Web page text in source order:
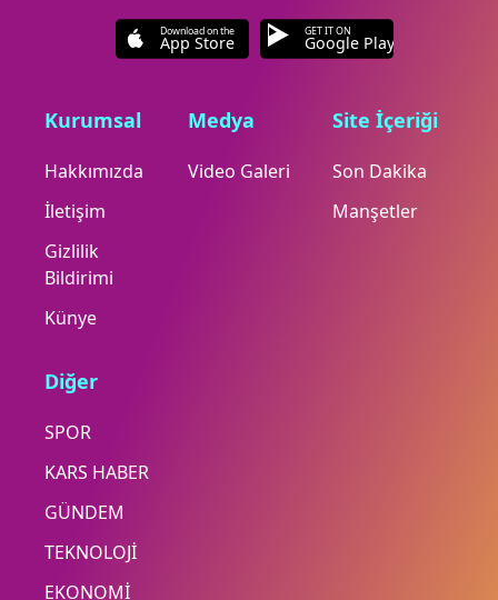
Download on the
App Store
GET IT ON
Google Play
Kurumsal
Hakkımızda
İletişim
Gizlilik
Bildirimi
Künye
Medya
Video Galeri
Site İçeriği
Son Dakika
Manşetler
Diğer
SPOR
KARS HABER
GÜNDEM
TEKNOLOJİ
EKONOMİ